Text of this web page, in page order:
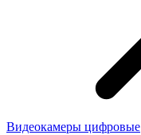
Видеокамеры цифровые